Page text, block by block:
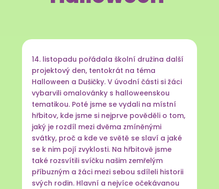
14. listopadu pořádala školní družina další
projektový den, tentokrát na téma
Halloween a Dušičky. V úvodní části si žáci
vybarvili omalovánky s halloweenskou
tematikou. Poté jsme se vydali na místní
hřbitov, kde jsme si nejprve pověděli o tom,
jaký je rozdíl mezi dvěma zmíněnými
svátky, proč a kde ve světě se slaví a jaké
se k nim pojí zvyklosti. Na hřbitově jsme
také rozsvítili svíčku našim zemřelým
příbuzným a žáci mezi sebou sdíleli historii
svých rodin. Hlavní a nejvíce očekávanou